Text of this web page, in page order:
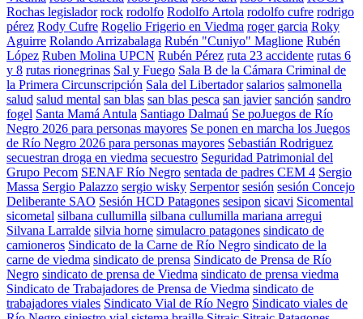
Rochas legislador rock rodolfo Rodolfo Artola rodolfo cufre rodrigo
pérez Rody Cufre Rogelio Frigerio en Viedma roger garcia Roky
Aguirre Rolando Arrizabalaga Rubén "Cuniyo" Maglione Rubén
López Ruben Molina UPCN Rubén Pérez ruta 23 accidente rutas 6
y 8 rutas rionegrinas Sal y Fuego Sala B de la Cámara Criminal de
la Primera Circunscripción Sala del Libertador salarios salmonella
salud salud mental san blas san blas pesca san javier sanción sandro
fogel Santa Mamá Antula Santiago Dalmaú Se poJuegos de Río
Negro 2026 para personas mayores Se ponen en marcha los Juegos
de Río Negro 2026 para personas mayores Sebastián Rodriguez
secuestran droga en viedma secuestro Seguridad Patrimonial del
Grupo Pecom SENAF Río Negro sentada de padres CEM 4 Sergio
Massa Sergio Palazzo sergio wisky Serpentor sesión sesión Concejo
Deliberante SAO Sesión HCD Patagones sesipon sicavi Sicomental
sicometal silbana cullumilla silbana cullumilla mariana arregui
Silvana Larralde silvia horne simulacro patagones sindicato de
camioneros Sindicato de la Carne de Río Negro sindicato de la
carne de viedma sindicato de prensa Sindicato de Prensa de Río
Negro sindicato de prensa de Viedma sindicato de prensa viedma
Sindicato de Trabajadores de Prensa de Viedma sindicato de
trabajadores viales Sindicato Vial de Río Negro Sindicato viales de